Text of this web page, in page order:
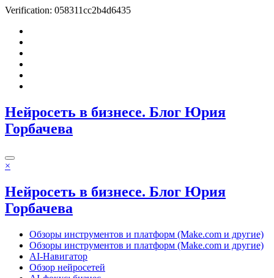
Verification: 058311cc2b4d6435
Перейти
содержимому
Нейросеть в бизнесе. Блог Юрия
Горбачева
×
Нейросеть в бизнесе. Блог Юрия
Горбачева
Обзоры инструментов и платформ (Make.com и другие)
Обзоры инструментов и платформ (Make.com и другие)
AI-Навигатор
Обзор нейросетей